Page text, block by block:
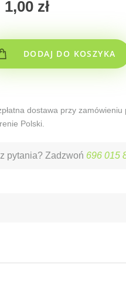
DODAJ DO KOSZYKA
dostawa przy zamówieniu
Polski.
pytania? Zadzwoń 696 015